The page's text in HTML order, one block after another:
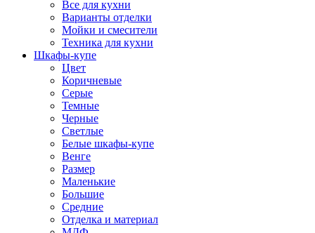
Все для кухни
Варианты отделки
Мойки и смесители
Техника для кухни
Шкафы-купе
Цвет
Коричневые
Серые
Темные
Черные
Светлые
Белые шкафы-купе
Венге
Размер
Маленькие
Большие
Средние
Отделка и материал